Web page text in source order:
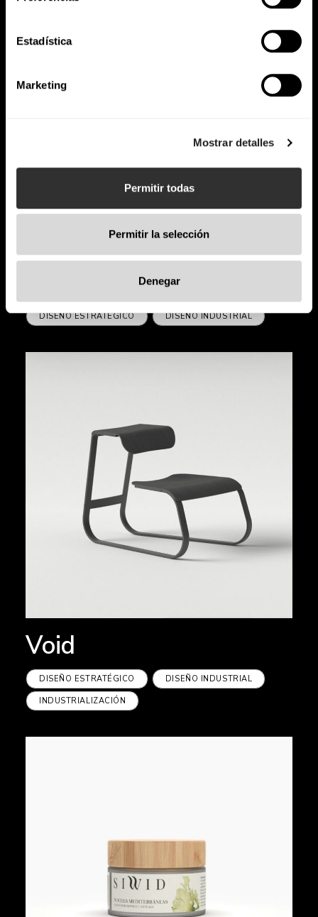
Estadística
Marketing
Mostrar detalles
Permitir todas
Permitir la selección
Denegar
DISEÑO ESTRATÉGICO DISEÑO INDUSTRIAL
Void
DISEÑO ESTRATÉGICO DISEÑO INDUSTRIAL
INDUSTRIALIZACIÓN